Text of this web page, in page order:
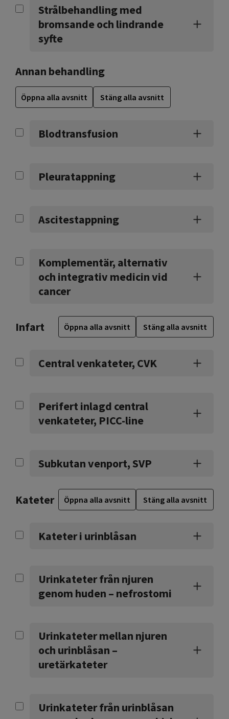
Strålbehandling med
bromsande och lindrande
syfte
Annan behandling
Öppna alla avsnitt Stäng alla avsnitt
Blodtransfusion
Pleuratappning
Ascitestappning
Komplementär, alternativ
och integrativ medicin vid
cancer
Infart Öppna alla avsnitt Stäng alla avsnitt
Central venkateter, CVK
Perifert inlagd central
venkateter, PICC-line
Subkutan venport, SVP
Kateter Öppna alla avsnitt Stäng alla avsnitt
Kateter i urinblåsan
Urinkateter från njuren
genom huden – nefrostomi
Urinkateter mellan njuren
och urinblåsan –
uretärkateter
Urinkateter från urinblåsan